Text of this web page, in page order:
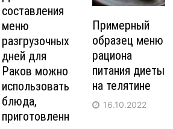
составления
меню
разгрузочных
дней для
Раков можно
использовать
блюда,
приготовленн
Примерный
образец меню
рациона
питания диеты
на телятине
16.10.2022